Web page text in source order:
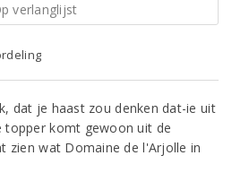
verlanglijst
dat je haast zou denken dat-ie uit
topper komt gewoon uit de
zien wat Domaine de l'Arjolle in